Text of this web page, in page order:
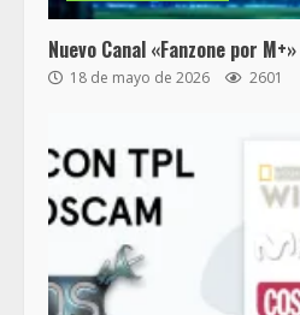
Nuevo Canal «Fanzone por M+»
18 de mayo de 2026 2601